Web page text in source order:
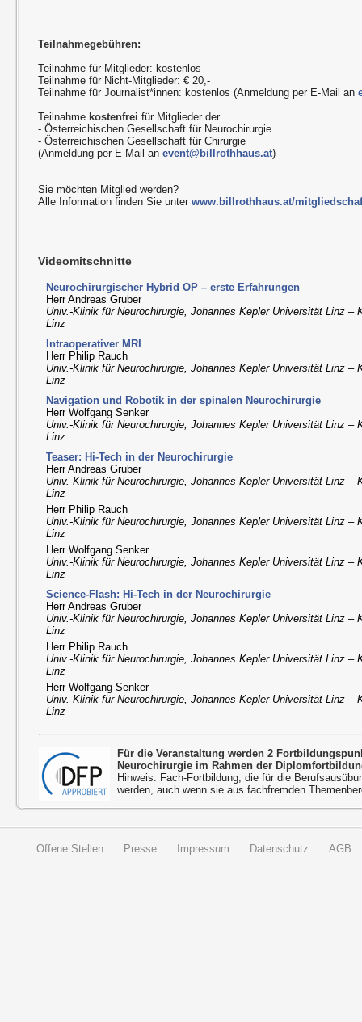
Teilnahmegebühren:
Teilnahme für Mitglieder: kostenlos
Teilnahme für Nicht-Mitglieder: € 20,-
Teilnahme für Journalist*innen: kostenlos (Anmeldung per E-Mail an
Teilnahme kostenfrei für Mitglieder der
- Österreichischen Gesellschaft für Neurochirurgie
- Österreichischen Gesellschaft für Chirurgie
(Anmeldung per E-Mail anevent@billrothhaus.at)
Sie möchten Mitglied werden?
Alle Information finden Sie unterwww.billrothhaus.at/
Videomitschnitte
Neurochirurgischer Hybrid OP – erste Erfahrungen
Herr Andreas Gruber
Univ.-Klinik für Neurochirurgie, Johannes Kepler Universität Linz –
Linz
Intraoperativer MRI
Herr Philip Rauch
Univ.-Klinik für Neurochirurgie, Johannes Kepler Universität Linz –
Linz
Navigation und Robotik in der spinalen Neurochirurgie
Herr Wolfgang Senker
Univ.-Klinik für Neurochirurgie, Johannes Kepler Universität Linz –
Linz
Teaser: Hi-Tech in der Neurochirurgie
Herr Andreas Gruber
Univ.-Klinik für Neurochirurgie, Johannes Kepler Universität Linz –
Linz
Herr Philip Rauch
Univ.-Klinik für Neurochirurgie, Johannes Kepler Universität Linz –
Linz
Herr Wolfgang Senker
Univ.-Klinik für Neurochirurgie, Johannes Kepler Universität Linz –
Linz
Science-Flash: Hi-Tech in der Neurochirurgie
Herr Andreas Gruber
Univ.-Klinik für Neurochirurgie, Johannes Kepler Universität Linz –
Linz
Herr Philip Rauch
Univ.-Klinik für Neurochirurgie, Johannes Kepler Universität Linz –
Linz
Herr Wolfgang Senker
Univ.-Klinik für Neurochirurgie, Johannes Kepler Universität Linz –
Linz
Für die Veranstaltung werden 2
Neurochirurgie im Rahmen der
Hinweis: Fach-Fortbildung, die für die
werden, auch wenn sie aus fachfremden
Offene Stellen Presse Impressum Datenschutz AGB